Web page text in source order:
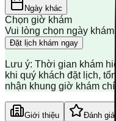
Ngày khác
Chọn giờ khám
Vui lòng chọn ngày khám
Đặt lịch khám ngay
Lưu ý: Thời gian khám
khi quý khách đặt lịch,
nhận khung giờ khám
Giới thiệu Đánh giá